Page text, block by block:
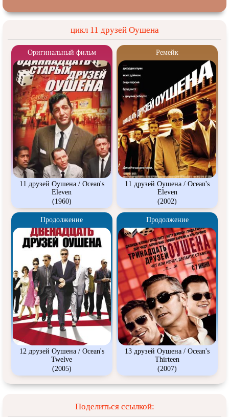
цикл 11 друзей Оушена
Оригинальный фильм
11 друзей Оушена / Ocean's
Eleven
(1960)
Ремейк
11 друзей Оушена / Ocean's
Eleven
(2002)
Продолжение
12 друзей Оушена / Ocean's
Twelve
(2005)
Продолжение
13 друзей Оушена / Ocean's
Thirteen
(2007)
Поделиться ссылкой: